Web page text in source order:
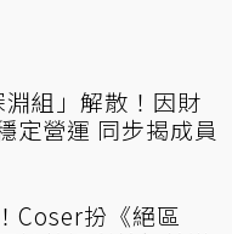
淵組」解散！因財
定營運 同步揭成員
Coser扮《絕區